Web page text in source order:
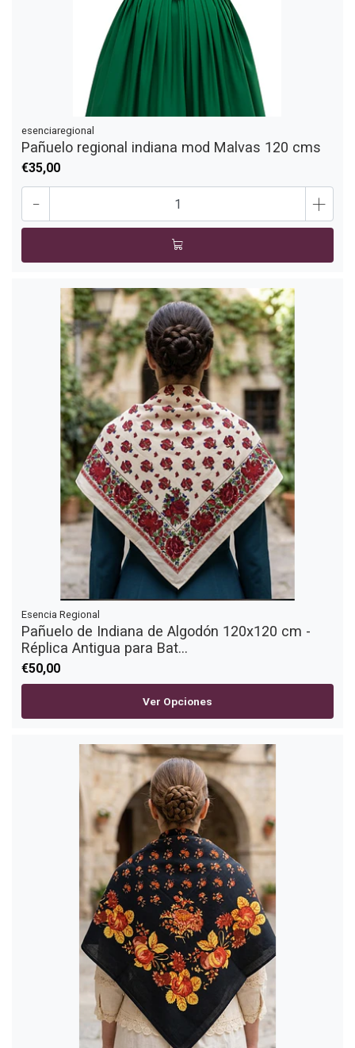
esenciaregional
Pañuelo regional indiana mod Malvas 120 cms
€35,00
- +
Esencia Regional
Pañuelo de Indiana de Algodón 120x120 cm -
Réplica Antigua para Bat...
€50,00
Ver Opciones